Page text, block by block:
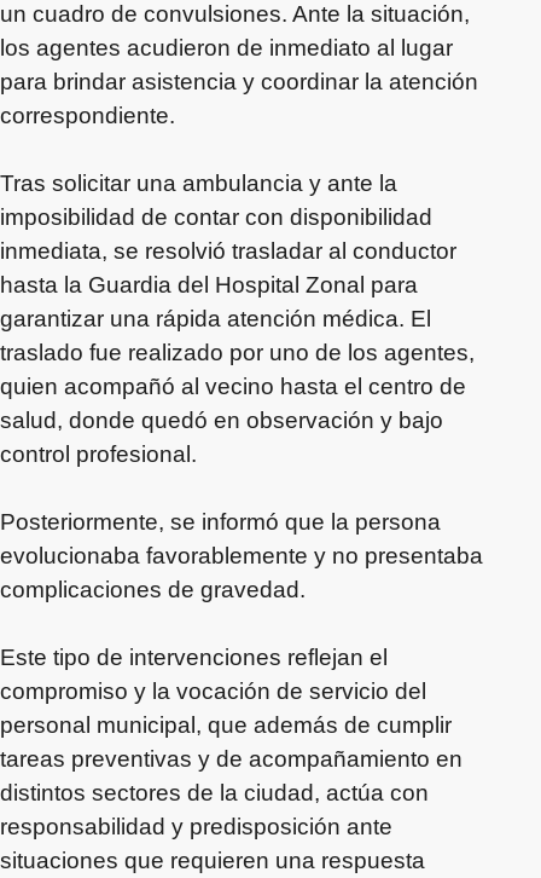
un cuadro de convulsiones. Ante la situación,
los agentes acudieron de inmediato al lugar
para brindar asistencia y coordinar la atención
correspondiente.
Tras solicitar una ambulancia y ante la
imposibilidad de contar con disponibilidad
inmediata, se resolvió trasladar al conductor
hasta la Guardia del Hospital Zonal para
garantizar una rápida atención médica. El
traslado fue realizado por uno de los agentes,
quien acompañó al vecino hasta el centro de
salud, donde quedó en observación y bajo
control profesional.
Posteriormente, se informó que la persona
evolucionaba favorablemente y no presentaba
complicaciones de gravedad.
Este tipo de intervenciones reflejan el
compromiso y la vocación de servicio del
personal municipal, que además de cumplir
tareas preventivas y de acompañamiento en
distintos sectores de la ciudad, actúa con
responsabilidad y predisposición ante
situaciones que requieren una respuesta